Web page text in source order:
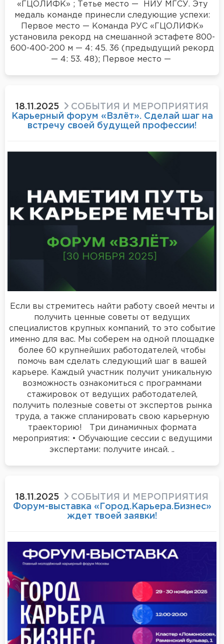
«ГЦОЛИФК» ; Тетье место — НИУ МГСУ. Эту
медаль команде принесли следующие успехи:
Первое место — Команда РУС «ГЦОЛИФК»
установила рекорд на смешанной эстафете 800-
600-400-200 м — 4: 45. 36 (предыдущий рекорд
— 4: 53. 48); Первое место —
18.11.2025
СОБЫТИЯ И МЕРОПРИЯТИЯ
Карьерный форум «Взлёт». Сделай шаг на
встречу своей будущей профессии!
Если вы стремитесь найти работу своей мечты и
получить ценные советы от ведущих
специалистов крупных компаний, то это событие
именно для вас. Мы соберем на одной площадке
более 60 крупнейших работодателей, чтобы
помочь вам сделать следующий шаг в вашей
карьере. Каждый участник получит уникальную
возможность ознакомиться с программами
стажировок от ведущих работодателей,
получить полезные советы от экспертов рынка
труда, а также спланировать свою карьерную
траекторию! Три динамичных формата
мероприятия: • Обучающие сессии с ведущими
экспертами: получите инсай. ..
18.11.2025
СОБЫТИЯ И МЕРОПРИЯТИЯ
Форум-выставка «Город.Карьера.Бизнес»
ждет твоей заявки!